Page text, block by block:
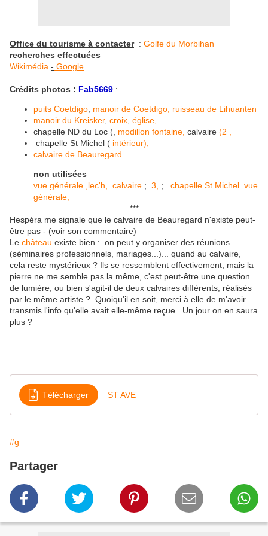
Office du tourisme à contacter: Golfe du Morbihan
recherches effectuées
Wikimédia - Google
Crédits photos : Fab5669 :
puits Coetdigo manoir de Coetdigo, ruisseau de Lihuanten
manoir du Kreisker, croix église,
chapelle ND du Loc (, modillon fontaine, calvaire (2
chapelle St Michel ( intérieur),
calvaire de Beauregard
non utilisées
vue générale lec'h, calvaire ; 3, ; chapelle St Michel vue
générale,
***
Hespéra me signale que le calvaire de Beauregard n'existe peut-
être pas - (voir son commentaire)
Le château existe bien : on peut y organiser des réunions
(séminaires professionnels, mariages...)... quand au calvaire,
cela reste mystérieux ? Ils se ressemblent effectivement, mais la
pierre ne me semble pas la même, c'est peut-être une question
de lumière, ou bien s'agit-il de deux calvaires différents, réalisés
par le même artiste ? Quoiqu'il en soit, merci à elle de m'avoir
transmis l'info qu'elle avait elle-même reçue.. Un jour on en saura
plus ?
Télécharger ST AVE
#g
Partager